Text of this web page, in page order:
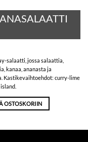
salaatti, jossa salaattia,
kanaa, ananasta ja
Kastikevaihtoehdot: curry-lime
OSTOSKORIIN